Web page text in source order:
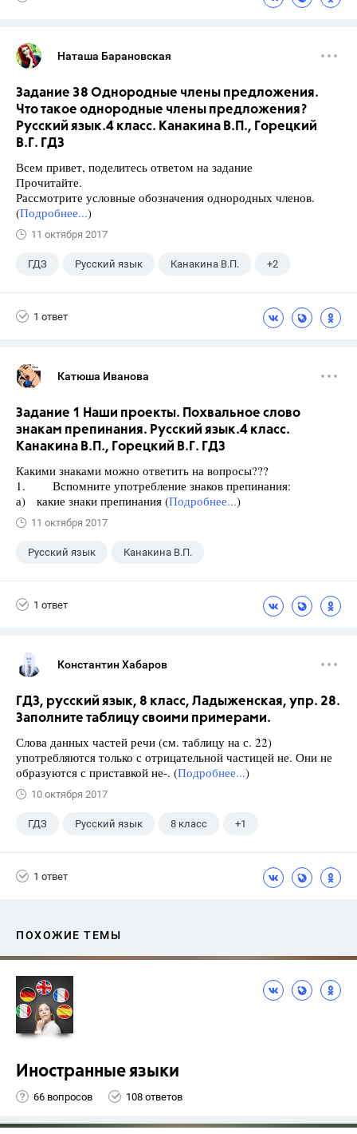
Наташа Барановская
Задание 38 Однородные члены предложения.
Что такое однородные члены предложения?
Русский язык.4 класс. Канакина В.П., Горецкий
В.Г. ГДЗ
Всем привет, поделитесь ответом на задание
Прочитайте.
Рассмотрите условные обозначения однородных членов.
(Подробнее...)
11 октября 2017
ГДЗ Русский язык Канакина В.П. +2
1 ответ
Катюша Иванова
Задание 1 Наши проекты. Похвальное слово
знакам препинания. Русский язык.4 класс.
Канакина В.П., Горецкий В.Г. ГДЗ
Какими знаками можно ответить на вопросы???
1. Вспомните употребление знаков препинания:
а) какие знаки препинания (Подробнее...)
11 октября 2017
Русский язык Канакина В.П.
1 ответ
Константин Хабаров
ГДЗ, русский язык, 8 класс, Ладыженская, упр. 28.
Заполните таблицу своими примерами.
Слова данных частей речи (см. таблицу на с. 22)
употребляются только с отрицательной частицей не. Они не
образуются с приставкой не-. (Подробнее...)
10 октября 2017
ГДЗ Русский язык 8 класс +1
1 ответ
ПОХОЖИЕ ТЕМЫ
Иностранные языки
66 вопросов 108 ответов